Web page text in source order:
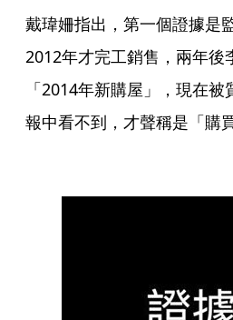
戴瑋姍指出，第一個證據是
2012年才完工銷售，兩年後
「2014年新購屋」，現在
報中看不到，才聲稱是「購